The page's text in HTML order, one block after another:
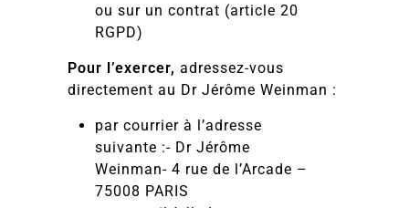
ou sur un contrat (article 20
RGPD)
Pour l’exercer, adressez-vous
directement au Dr Jérôme Weinman :
par courrier à l’adresse
suivante :- Dr Jérôme
Weinman- 4 rue de l’Arcade –
75008 PARIS